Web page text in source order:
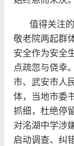
值得关注
敬老院两起群
安全作为安全
点疏忽与侥幸
市、武安市人
体，当地市委
抓细，杜绝停
对洺湖中学涉
启动调查、纠